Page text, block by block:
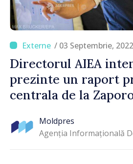
/ 03 Septembrie, 2022
Directorul AIEA
prezinte un raport
centrala de la
Moldpres
Agenția Informațională